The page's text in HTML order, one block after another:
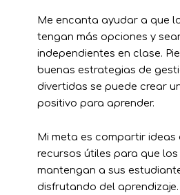
Me encanta ayudar a que
tengan más opciones y
independientes en clase.
buenas estrategias de
divertidas se puede crear
positivo para aprender.
Mi meta es compartir ideas
recursos útiles para que los
mantengan a sus
disfrutando del aprendizaje.